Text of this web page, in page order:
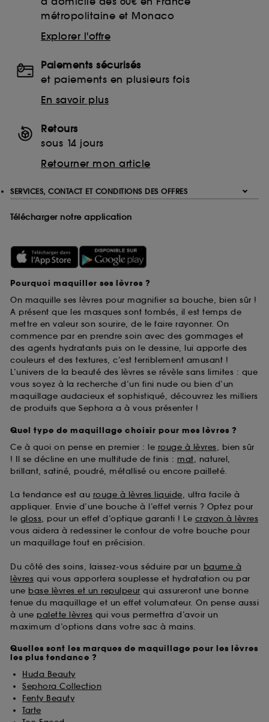
métropolitaine et Monaco
Explorer l'offre
Paiements sécurisés
et paiements en plusieurs fois
En savoir plus
Retours
sous 14 jours
Retourner mon article
SERVICES, CONTACT ET CONDITIONS DES OFFRES
Télécharger notre application
Pourquoi maquiller ses lèvres ?
On maquille ses lèvres pour magnifier sa bouche, bien sûr !
A présent que les masques sont tombés, il est temps de
mettre en valeur son sourire, de le faire rayonner. On
commence par en prendre soin avec des gommages et
des agents hydratants puis on le dessine, lui apporte des
couleurs et des textures, c’est terriblement amusant !
L’univers de la beauté des lèvres se révèle sans limites : que
vous soyez à la recherche d’un fini nude ou bien d’un
maquillage audacieux et sophistiqué, découvrez les milliers
de produits que Sephora a à vous présenter !
Quel type de maquillage choisir pour mes lèvres ?
Ce à quoi on pense en premier : le rouge à lèvres, bien sûr
! Il se décline en une multitude de finis : mat, naturel,
brillant, satiné, poudré, métallisé ou encore pailleté.
La tendance est au rouge à lèvres liquide, ultra facile à
appliquer. Envie d’une bouche à l’effet vernis ? Optez pour
le gloss, pour un effet d’optique garanti ! Le crayon à lèvres
vous aidera à redessiner le contour de votre bouche pour
un maquillage tout en précision.
Du côté des soins, laissez-vous séduire par un baume à
lèvres qui vous apportera souplesse et hydratation ou par
une base lèvres et un repulpeur qui assureront une bonne
tenue du maquillage et un effet volumateur. On pense aussi
à une palette lèvres qui vous permettra d’avoir un
maximum d’options dans votre sac à mains.
Quelles sont les marques de maquillage pour les lèvres
les plus tendance ?
Huda Beauty
Sephora Collection
Fenty Beauty
Tarte